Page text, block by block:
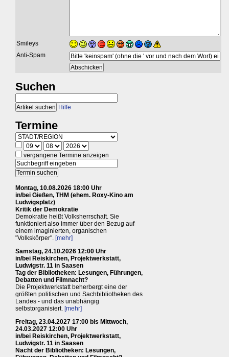
Smileys
Anti-Spam
Suchen
Hilfe
Termine
vergangene Termine anzeigen
Montag, 10.08.2026 18:00 Uhr
in/bei Gießen, THM (ehem. Roxy-Kino am
Ludwigsplatz)
Kritik der Demokratie
Demokratie heißt Volksherrschaft. Sie
funktioniert also immer über den Bezug auf
einem imaginierten, organischen
"Volkskörper". [mehr]
Samstag, 24.10.2026 12:00 Uhr
in/bei Reiskirchen, Projektwerkstatt,
Ludwigstr. 11 in Saasen
Tag der Bibliotheken: Lesungen, Führungen,
Debatten und Filmnacht?
Die Projektwerkstatt beherbergt eine der
größten politischen und Sachbibliotheken des
Landes - und das unabhängig
selbstorganisiert. [mehr]
Freitag, 23.04.2027 17:00 bis Mittwoch,
24.03.2027 12:00 Uhr
in/bei Reiskirchen, Projektwerkstatt,
Ludwigstr. 11 in Saasen
Nacht der Bibliotheken: Lesungen,